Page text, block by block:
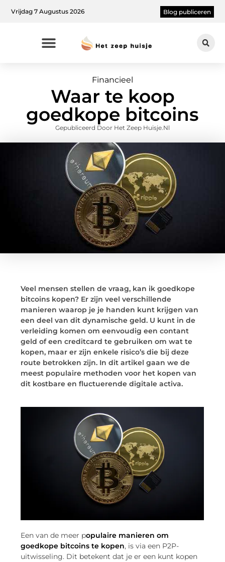
Vrijdag 7 Augustus 2026 Blog publiceren
Financieel
Waar te koop
goedkope bitcoins
Gepubliceerd Door Het Zeep Huisje.nl
Veel mensen stellen de vraag, kan ik goedkope
bitcoins kopen? Er zijn veel verschillende
manieren waarop je je handen kunt krijgen van
een deel van dit dynamische geld. U kunt in de
verleiding komen om eenvoudig een contant
geld of een creditcard te gebruiken om wat te
kopen, maar er zijn enkele risico’s die bij deze
route betrokken zijn. In dit artikel gaan we de
meest populaire methoden voor het kopen van
dit kostbare en fluctuerende digitale activa.
Een van de meer populaire manieren om
goedkope bitcoins te kopen, is via een P2P-
uitwisseling. Dit betekent dat je er een kunt kopen